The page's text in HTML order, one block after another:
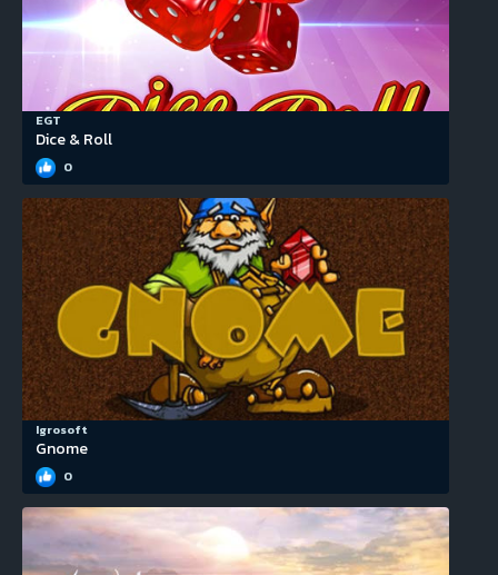
EGT
Dice & Roll
0
Igrosoft
Gnome
0